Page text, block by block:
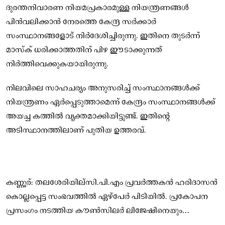
ദുരന്തനിവാരണ നിയമപ്രകാരമുള്ള നിയന്ത്രണങ്ങള്‍
പിന്‍വലിക്കാന്‍ നേരത്തെ കേന്ദ്ര സര്‍ക്കാര്‍
സംസ്ഥാനങ്ങളോട് നിര്‍ദേശിച്ചിരുന്നു. ഇതിനെ തുടര്‍ന്ന്
മാസ്‌ക് ധരിക്കാത്തതിന് പിഴ ഈടാക്കുന്നത്
നിര്‍ത്തിവെക്കുകയായിരുന്നു.
നിലവിലെ സാഹചര്യം അനുസരിച്ച് സംസ്ഥാനങ്ങള്‍ക്ക്
നിയന്ത്രണം ഏര്‍പ്പെടുത്താമെന്ന് കേന്ദ്രം സംസ്ഥാനങ്ങള്‍ക്ക്
അയച്ച കത്തില്‍ വ്യക്തമാക്കിയിട്ടുണ്ട്. ഇതിന്റെ
അടിസ്ഥാനത്തിലാണ് പുതിയ ഉത്തരവ്.
കണ്ണൂര്: തലശേരിയില്സി.പി.എം പ്രവര്‍ത്തകന്‍ ഹരിദാസന്‍
കൊല്ലപ്പെട്ട സംഭവത്തില്‍ ഏഴ്പേര്‍ പിടിയില്‍. പ്രകോപന
പ്രസംഗം നടത്തിയ കൗണ്‍സിലര്‍ ലിജേഷിനെയും